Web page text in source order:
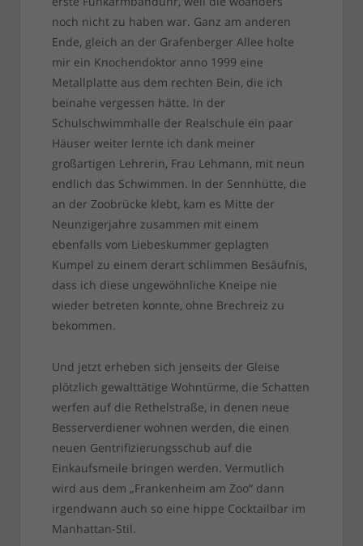
noch nicht zu haben war. Ganz am anderen
Ende, gleich an der Grafenberger Allee holte
mir ein Knochendoktor anno 1999 eine
Metallplatte aus dem rechten Bein, die ich
beinahe vergessen hätte. In der
Schulschwimmhalle der Realschule ein paar
Häuser weiter lernte ich dank meiner
großartigen Lehrerin, Frau Lehmann, mit neun
endlich das Schwimmen. In der Sennhütte, die
an der Zoobrücke klebt, kam es Mitte der
Neunzigerjahre zusammen mit einem
ebenfalls vom Liebeskummer geplagten
Kumpel zu einem derart schlimmen Besäufnis,
dass ich diese ungewöhnliche Kneipe nie
wieder betreten konnte, ohne Brechreiz zu
bekommen.
Und jetzt erheben sich jenseits der Gleise
plötzlich gewalttätige Wohntürme, die Schatten
werfen auf die Rethelstraße, in denen neue
Besserverdiener wohnen werden, die einen
neuen Gentrifizierungsschub auf die
Einkaufsmeile bringen werden. Vermutlich
wird aus dem „Frankenheim am Zoo“ dann
irgendwann auch so eine hippe Cocktailbar im
Manhattan-Stil.